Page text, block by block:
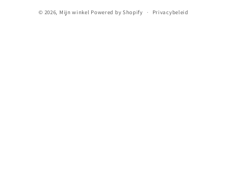
© 2026, Mijn winkel Powered by Shopify Privacybeleid